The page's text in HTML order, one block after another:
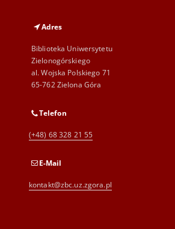
Adres
Biblioteka Uniwersytetu
Zielonogórskiego
al. Wojska Polskiego 71
65-762 Zielona Góra
Telefon
(+48) 68 328 21 55
E-Mail
kontakt@zbc.uz.zgora.pl